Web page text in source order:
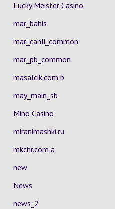
Lucky Meister Casino
mar_bahis
mar_canli_common
mar_pb_common
masalcik.com b
may_main_sb
Mino Casino
miranimashki.ru
mkchr.com a
new
News
news_2